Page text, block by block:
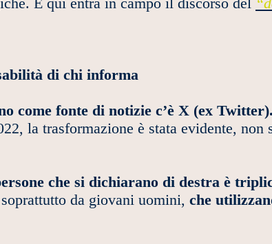
di chi informa
come fonte di notizie c’è X (ex Twitter).
la trasformazione è stata evidente,
che si dichiarano di destra è
da giovani uomini, che